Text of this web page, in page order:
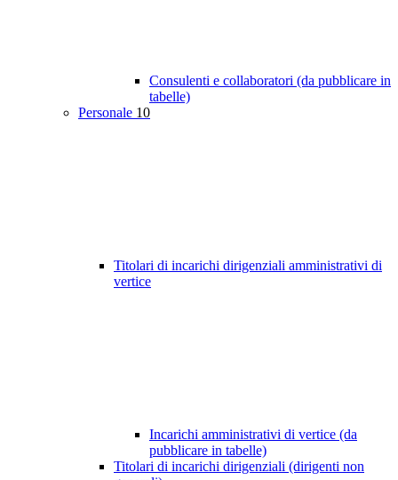
Consulenti e collaboratori (da pubblicare in
tabelle)
Personale 10
Titolari di incarichi dirigenziali amministrativi di
vertice
Incarichi amministrativi di vertice (da
pubblicare in tabelle)
Titolari di incarichi dirigenziali (dirigenti non